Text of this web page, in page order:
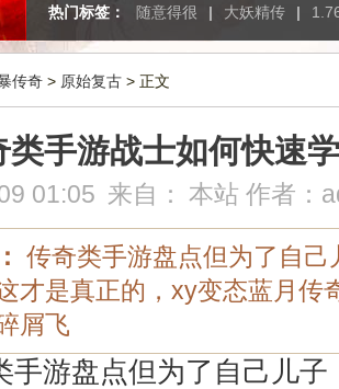
热门标签： 随意得很 | 大妖精传 |
传奇 > 原始复古 > 正文
类手游战士如何快速
01:05 来自： 本站 作者：
传奇类手游盘点但为了自己
才是真正的，xy变态蓝月传
屑飞
手游盘点但为了自己儿子